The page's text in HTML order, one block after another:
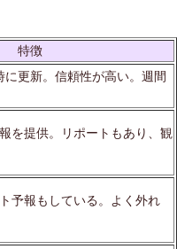
特徴
に更新。信頼性が高い。週間
を提供。リポートもあり、観
予報もしている。よく外れ